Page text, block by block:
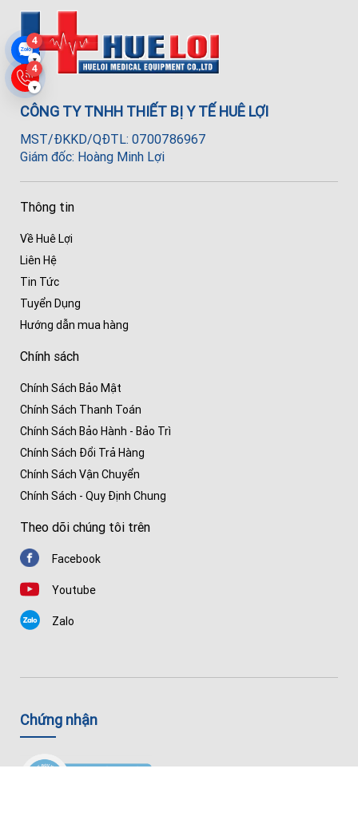
4
▾
4
▾
CÔNG TY TNHH THIẾT BỊ Y TẾ HUÊ LỢI
MST/ĐKKD/QĐTL: 0700786967
Giám đốc: Hoàng Minh Lợi
Thông tin
Về Huê Lợi
Liên Hệ
Tin Tức
Tuyển Dụng
Hướng dẫn mua hàng
Chính sách
Chính Sách Bảo Mật
Chính Sách Thanh Toán
Chính Sách Bảo Hành - Bảo Trì
Chính Sách Đổi Trả Hàng
Chính Sách Vận Chuyển
Chính Sách - Quy Định Chung
Theo dõi chúng tôi trên
Facebook
Youtube
Zalo
Chứng nhận